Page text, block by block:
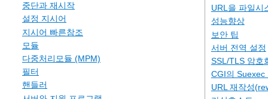
중단과 재시작
설정 지시어
지시어 빠른참조
모듈
다중처리모듈 (MPM)
필터
핸들러
URL을 파일시
성능향상
보안 팁
서버 전역 설정
SSL/TLS 암호
CGI의 Suexec
URL 재작성